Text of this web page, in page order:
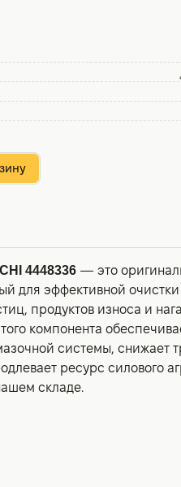
4448336 — это
для эффективной
продуктов износа и
компонента
системы, снижает
ресурс силового
складе.